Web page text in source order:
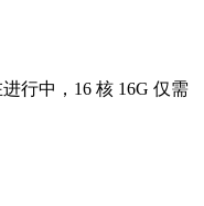
行中，16 核 16G 仅需